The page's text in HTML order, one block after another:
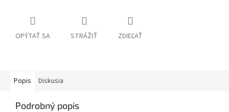
OPÝTAŤ SA STRÁŽIŤ ZDIEĽAŤ
Popis Diskusia
Podrobný popis